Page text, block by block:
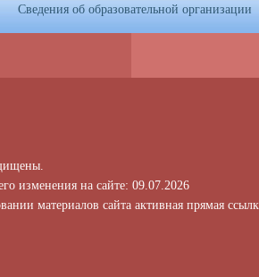
Сведения об образовательной организации
изменения на сайте: 09.07.2026
материалов сайта активная прямая